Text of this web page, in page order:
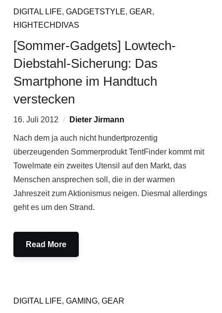
DIGITAL LIFE, GADGETSTYLE, GEAR,
HIGHTECHDIVAS
[Sommer-Gadgets] Lowtech-
Diebstahl-Sicherung: Das
Smartphone im Handtuch
verstecken
16. Juli 2012 Dieter Jirmann
Nach dem ja auch nicht hundertprozentig
überzeugenden Sommerprodukt TentFinder kommt mit
Towelmate ein zweites Utensil auf den Markt, das
Menschen ansprechen soll, die in der warmen
Jahreszeit zum Aktionismus neigen. Diesmal allerdings
geht es um den Strand.
Read More
DIGITAL LIFE, GAMING, GEAR